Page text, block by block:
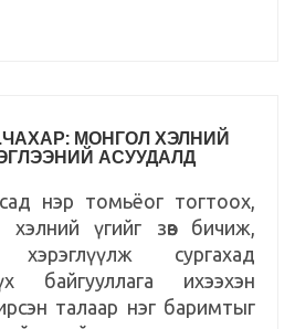
МОНГОЛ ХЭЛНИЙ
АСУУДАЛД
нэр томьёог тогтоох,
хэлний үгийг зөв бичиж,
сургахад
байгууллага ихээхэн
талаар нэг баримтыг